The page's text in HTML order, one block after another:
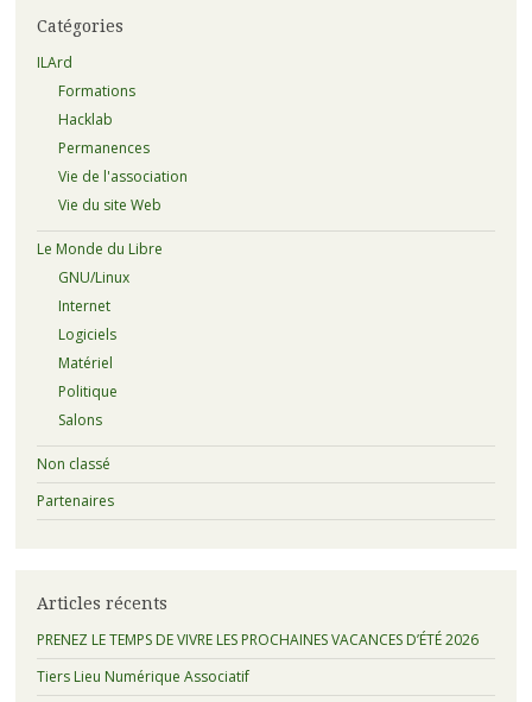
Catégories
ILArd
Formations
Hacklab
Permanences
Vie de l'association
Vie du site Web
Le Monde du Libre
GNU/Linux
Internet
Logiciels
Matériel
Politique
Salons
Non classé
Partenaires
Articles récents
PRENEZ LE TEMPS DE VIVRE LES PROCHAINES VACANCES D’ÉTÉ 2026
Tiers Lieu Numérique Associatif